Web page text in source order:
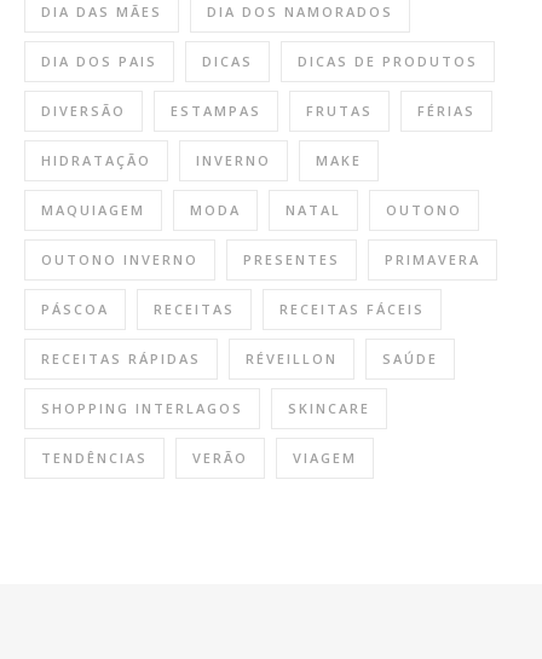
DIA DAS MÃES DIA DOS NAMORADOS
DIA DOS PAIS DICAS DICAS DE PRODUTOS
DIVERSÃO ESTAMPAS FRUTAS FÉRIAS
HIDRATAÇÃO INVERNO MAKE
MAQUIAGEM MODA NATAL OUTONO
OUTONO INVERNO PRESENTES PRIMAVERA
PÁSCOA RECEITAS RECEITAS FÁCEIS
RECEITAS RÁPIDAS RÉVEILLON SAÚDE
SHOPPING INTERLAGOS SKINCARE
TENDÊNCIAS VERÃO VIAGEM